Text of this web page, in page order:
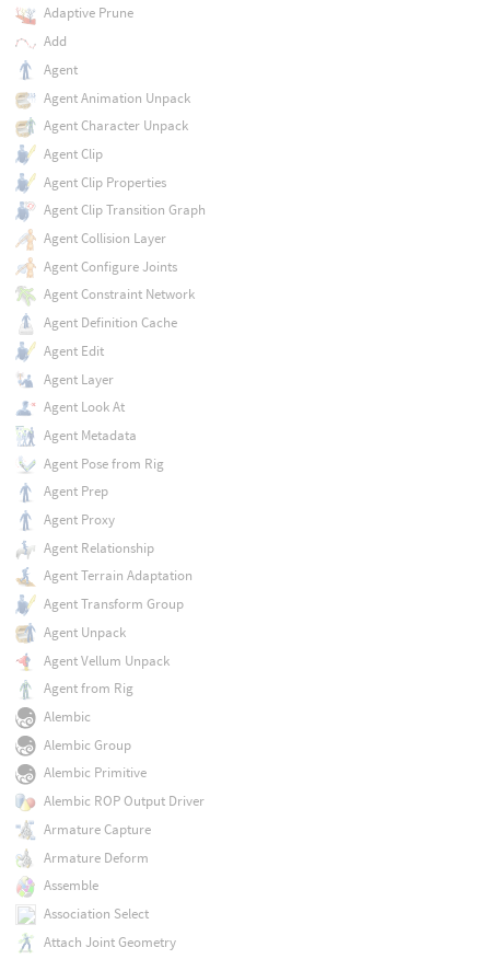
Adaptive Prune
Add
Agent
Agent Animation Unpack
Agent Character Unpack
Agent Clip
Agent Clip Properties
Agent Clip Transition Graph
Agent Collision Layer
Agent Configure Joints
Agent Constraint Network
Agent Definition Cache
Agent Edit
Agent Layer
Agent Look At
Agent Metadata
Agent Pose from Rig
Agent Prep
Agent Proxy
Agent Relationship
Agent Terrain Adaptation
Agent Transform Group
Agent Unpack
Agent Vellum Unpack
Agent from Rig
Alembic
Alembic Group
Alembic Primitive
Alembic ROP Output Driver
Armature Capture
Armature Deform
Assemble
Association Select
Attach Joint Geometry